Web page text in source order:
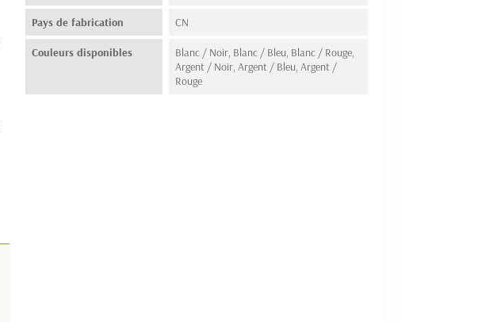
Pays de fabrication CN
Couleurs disponibles
Blanc / Noir, Blanc / Bleu, Blanc / Rouge,
Argent / Noir, Argent / Bleu, Argent /
Rouge